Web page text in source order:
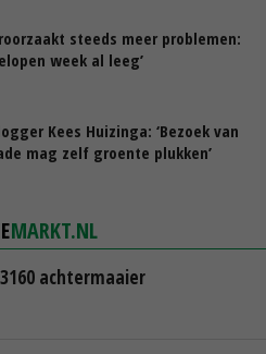
steeds meer problemen:
week al leeg’
Kees Huizinga: ‘Bezoek van
mag zelf groente plukken’
MARKT.NL
3160 achtermaaier